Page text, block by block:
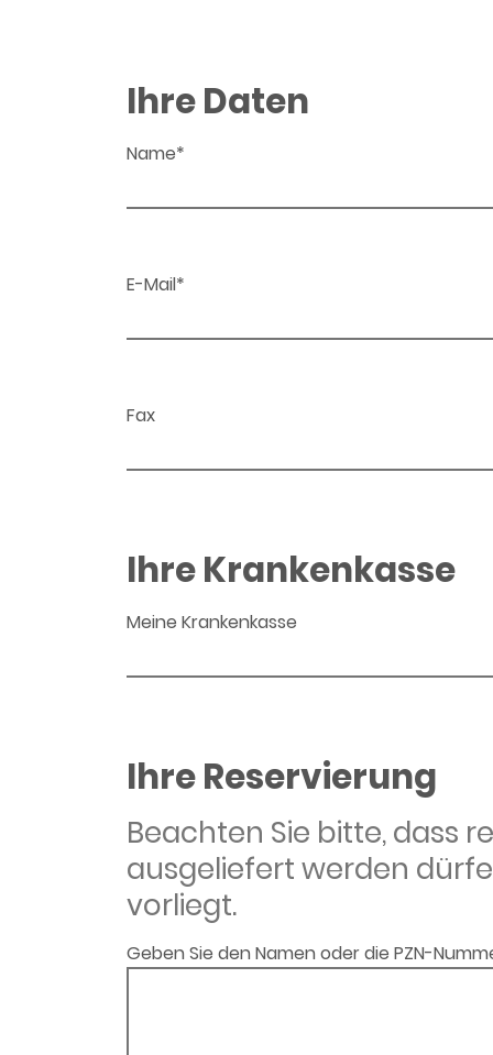
Ihre Daten
Name*
E-Mail*
Fax
Ihre Krankenkasse
Meine Krankenkasse
Ihre Reservierung
Beachten Sie bitte, dass
ausgeliefert werden
vorliegt.
Geben Sie den Namen oder die PZN-